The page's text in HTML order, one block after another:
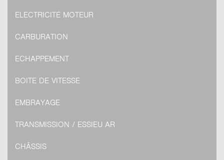
ELECTRICITÉ MOTEUR
CARBURATION
ECHAPPEMENT
BOITE DE VITESSE
EMBRAYAGE
TRANSMISSION / ESSIEU AR
CHÂSSIS